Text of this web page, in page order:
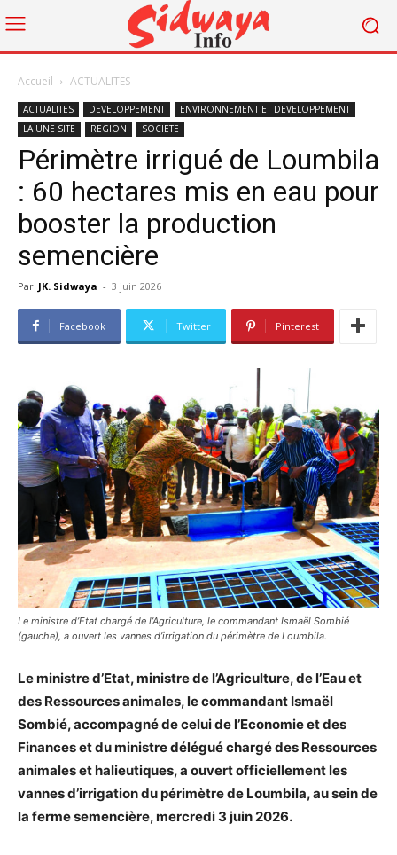
Accueil ACTUALITES
ACTUALITES DEVELOPPEMENT
ENVIRONNEMENT ET DEVELOPPEMENT
LA UNE SITE
REGION SOCIETE
Périmètre irrigué de Loumbila
: 60 hectares mis en eau pour
booster la production
semencière
Par JK. Sidwaya - 3 juin 2026
Facebook Twitter Pinterest
Le ministre d’Etat chargé de l’Agriculture, le commandant Ismaël Sombié
(gauche), a ouvert les vannes d’irrigation du périmètre de Loumbila.
Le ministre d’Etat, ministre de l’Agriculture, de l’Eau et
des Ressources animales, le commandant Ismaël
Sombié, accompagné de celui de l’Economie et des
Finances et du ministre délégué chargé des Ressources
animales et halieutiques, a ouvert officiellement les
vannes d’irrigation du périmètre de Loumbila, au sein de
la ferme semencière, mercredi 3 juin 2026.